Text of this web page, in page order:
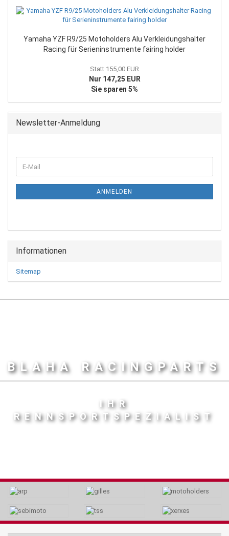
Yamaha YZF R9/25 Motoholders Alu Verkleidungshalter
Racing für Serieninstrumente fairing holder
Statt 155,00 EUR
Nur 147,25 EUR
Sie sparen 5%
Newsletter-Anmeldung
ZUR
E-
Mail
ANMELDEN
Informationen
Sitemap
BLAHA RACINGPARTS
IHR
RENNSPORTSPEZIALIST